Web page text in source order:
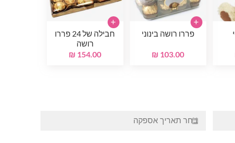
פררו רושה בינוני
103.00 ₪
+
חבילה של 24 פררו
רושה
154.00 ₪
+